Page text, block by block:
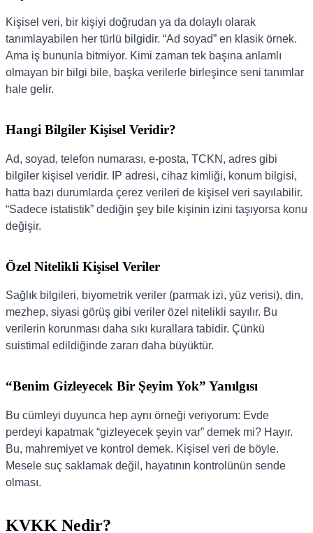
Kişisel veri, bir kişiyi doğrudan ya da dolaylı olarak
tanımlayabilen her türlü bilgidir. “Ad soyad” en klasik örnek.
Ama iş bununla bitmiyor. Kimi zaman tek başına anlamlı
olmayan bir bilgi bile, başka verilerle birleşince seni tanımlar
hale gelir.
Hangi Bilgiler Kişisel Veridir?
Ad, soyad, telefon numarası, e-posta, TCKN, adres gibi
bilgiler kişisel veridir. IP adresi, cihaz kimliği, konum bilgisi,
hatta bazı durumlarda çerez verileri de kişisel veri sayılabilir.
“Sadece istatistik” dediğin şey bile kişinin izini taşıyorsa konu
değişir.
Özel Nitelikli Kişisel Veriler
Sağlık bilgileri, biyometrik veriler (parmak izi, yüz verisi), din,
mezhep, siyasi görüş gibi veriler özel nitelikli sayılır. Bu
verilerin korunması daha sıkı kurallara tabidir. Çünkü
suistimal edildiğinde zararı daha büyüktür.
“Benim Gizleyecek Bir Şeyim Yok” Yanılgısı
Bu cümleyi duyunca hep aynı örneği veriyorum: Evde
perdeyi kapatmak “gizleyecek şeyin var” demek mi? Hayır.
Bu, mahremiyet ve kontrol demek. Kişisel veri de böyle.
Mesele suç saklamak değil, hayatının kontrolünün sende
olması.
KVKK Nedir?